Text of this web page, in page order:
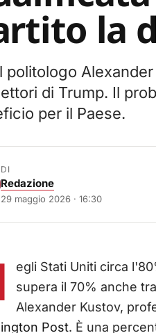
la
politologo
di Trump. Il
per il Paese.
DI
Redazione
29 maggio 2026 · 16:30
egli Stati Uniti circa
supera il 70% anche
Alexander Kustov,
Post. È una